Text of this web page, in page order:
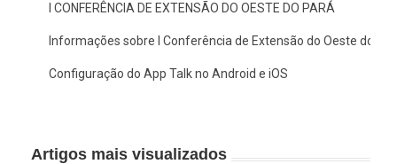
I CONFERÊNCIA DE EXTENSÃO DO OESTE DO PARÁ
Informações sobre I Conferência de Extensão do Oeste do
Configuração do App Talk no Android e iOS
Artigos mais visualizados